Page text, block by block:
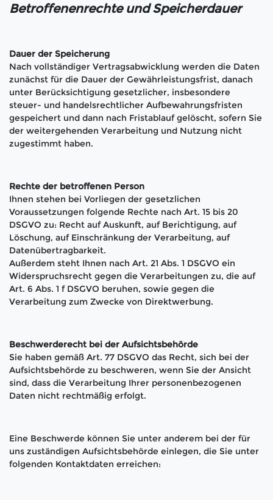
Betroffenenrechte und Speicherdauer
Dauer der Speicherung
Nach vollständiger Vertragsabwicklung werden die Daten
zunächst für die Dauer der Gewährleistungsfrist, danach
unter Berücksichtigung gesetzlicher, insbesondere
steuer- und handelsrechtlicher Aufbewahrungsfristen
gespeichert und dann nach Fristablauf gelöscht, sofern Sie
der weitergehenden Verarbeitung und Nutzung nicht
zugestimmt haben.
Rechte der betroffenen Person
Ihnen stehen bei Vorliegen der gesetzlichen
Voraussetzungen folgende Rechte nach Art. 15 bis 20
DSGVO zu: Recht auf Auskunft, auf Berichtigung, auf
Löschung, auf Einschränkung der Verarbeitung, auf
Datenübertragbarkeit.
Außerdem steht Ihnen nach Art. 21 Abs. 1 DSGVO ein
Widerspruchsrecht gegen die Verarbeitungen zu, die auf
Art. 6 Abs. 1 f DSGVO beruhen, sowie gegen die
Verarbeitung zum Zwecke von Direktwerbung.
Beschwerderecht bei der Aufsichtsbehörde
Sie haben gemäß Art. 77 DSGVO das Recht, sich bei der
Aufsichtsbehörde zu beschweren, wenn Sie der Ansicht
sind, dass die Verarbeitung Ihrer personenbezogenen
Daten nicht rechtmäßig erfolgt.
Eine Beschwerde können Sie unter anderem bei der für
uns zuständigen Aufsichtsbehörde einlegen, die Sie unter
folgenden Kontaktdaten erreichen: